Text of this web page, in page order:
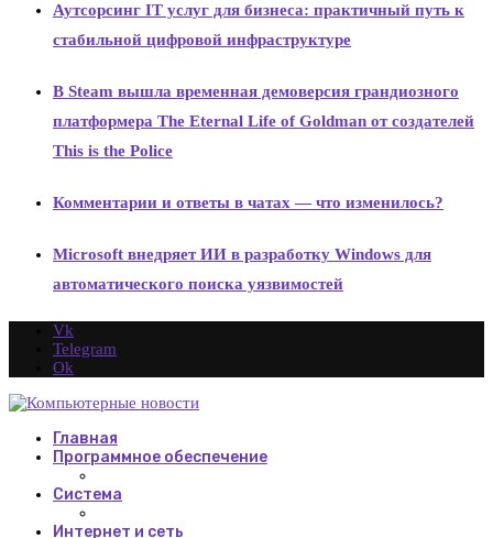
Аутсорсинг IT услуг для бизнеса: практичный путь к
стабильной цифровой инфраструктуре
В Steam вышла временная демоверсия грандиозного
платформера The Eternal Life of Goldman от создателей
This is the Police
Комментарии и ответы в чатах — что изменилось?
Microsoft внедряет ИИ в разработку Windows для
автоматического поиска уязвимостей
Vk
Telegram
Ok
Главная
Программное обеспечение
Система
Интернет и сеть